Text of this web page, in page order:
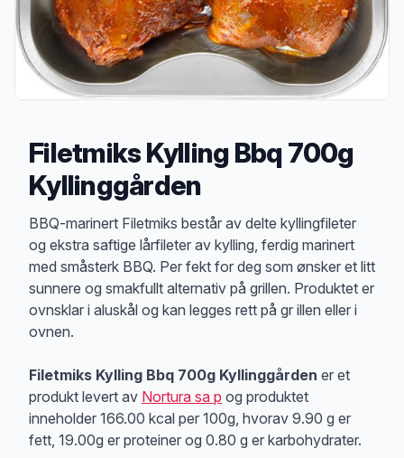
Filetmiks Kylling Bbq 700g
Kyllinggården
Produktbeskrivelse
BBQ-marinert Filetmiks består av delte kyllingfileter
og ekstra saftige lårfileter av kylling, ferdig marinert
med småsterk BBQ. Per fekt for deg som ønsker et litt
sunnere og smakfullt alternativ på grillen. Produktet er
ovnsklar i aluskål og kan legges rett på gr illen eller i
ovnen.
Filetmiks Kylling Bbq 700g Kyllinggården er et
produkt levert av Nortura sa p og produktet
inneholder 166.00 kcal per 100g, hvorav 9.90 g er
fett, 19.00g er proteiner og 0.80 g er karbohydrater.